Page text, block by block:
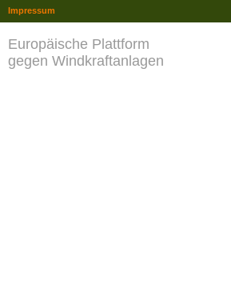
Europäische Plattform
gegen Windkraftanlagen
Impressum